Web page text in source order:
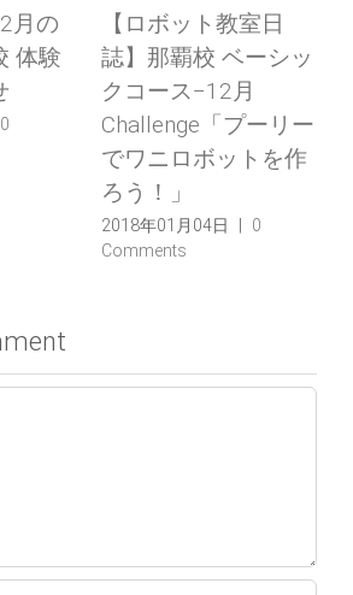
工作
、ロ
阪
を
【ロボット教室日
誌】飯田橋校Basicコ
ース「ゴムをつかっ
ていろいろ動くそう
ちを作ろう！」
2017年12月03日
Comments